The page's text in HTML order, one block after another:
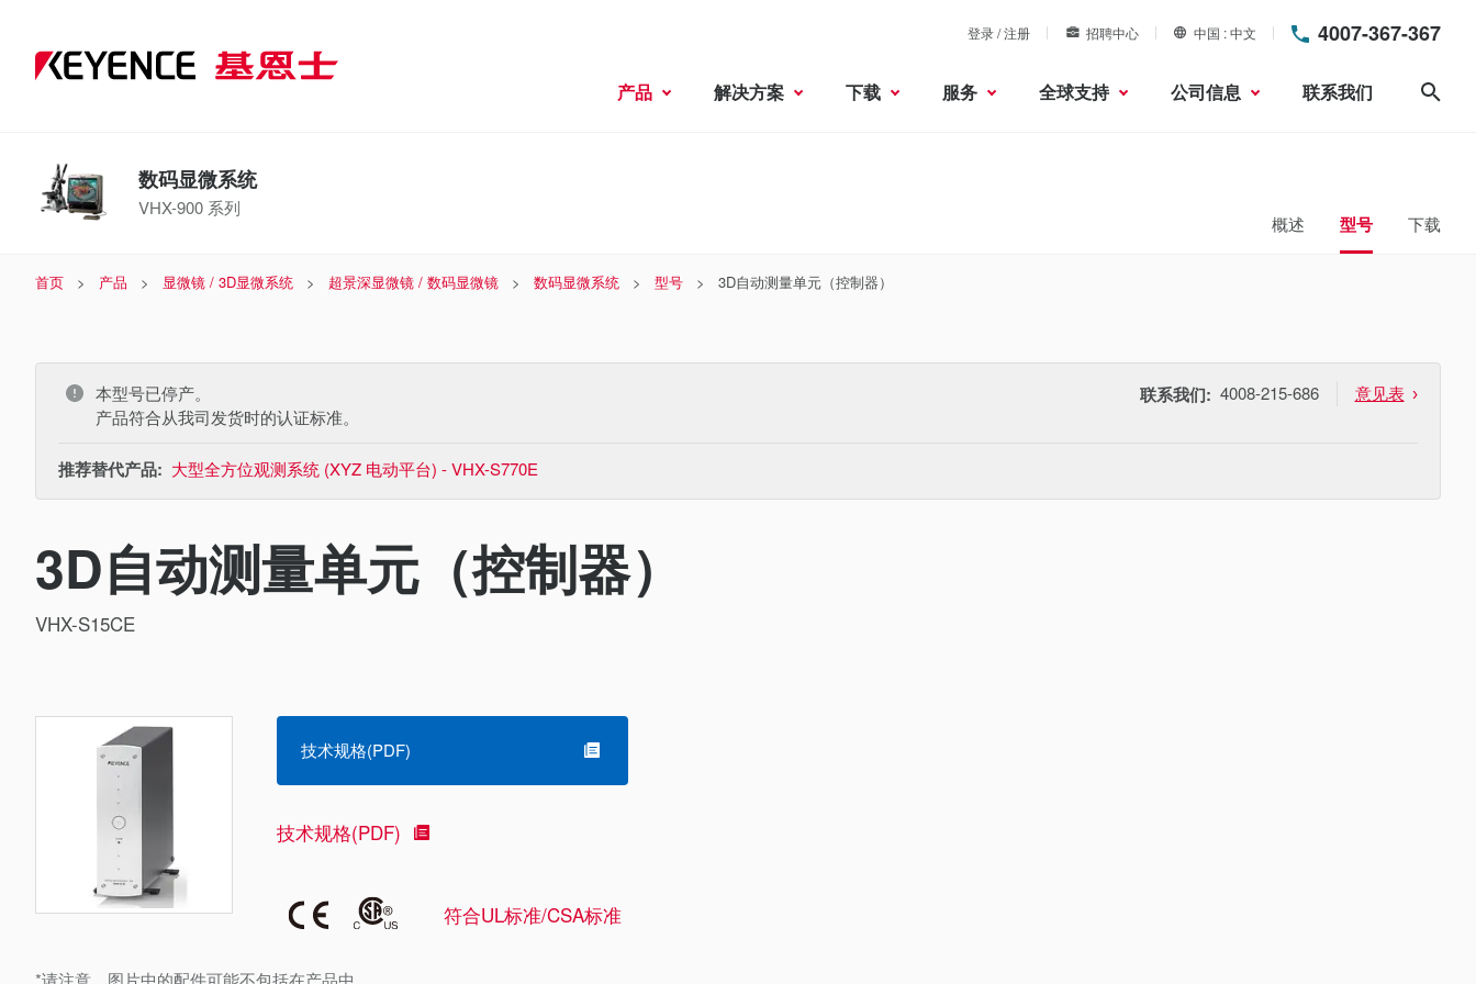
登录 / 注册 招聘中心 中国 中文 4007-367-367
产品 解决方案 下载 服务 全球支持 公司信息 联系我们
数码显微系统
VHX-900 系列
概述 型号 下载
首页 产品 显微镜 / 3D显微系统 超景深显微镜 / 数码显微镜 数码显微系统 型号 3D自动测量单元（控制器）
本型号已停产。
产品符合从我司发货时的认证标准。
推荐替代产品: 大型全方位观测系统 (XYZ 电动平台) - VHX-S770E
联系我们: 4008-215-686 意见表
3D自动测量单元（控制器）
VHX-S15CE
*请注意，图片中的配件可能不包括在产品中。
技术规格(PDF)
技术规格(PDF)
符合UL标准/CSA标准